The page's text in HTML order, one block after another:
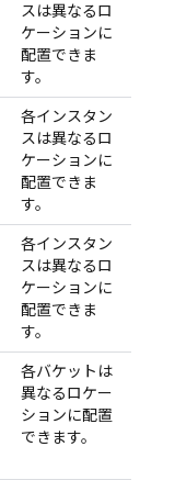
スは異なるロ
ケーションに
配置できま
す。
各インスタン
スは異なるロ
ケーションに
配置できま
す。
各インスタン
スは異なるロ
ケーションに
配置できま
す。
各バケットは
異なるロケー
ションに配置
できます。